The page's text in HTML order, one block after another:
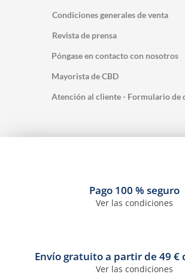
Condiciones generales de venta
Revista de prensa
Póngase en contacto con nosotros
Mayorista de CBD
Atención al cliente - Formulario de
Pago 100 % seguro
Ver las condiciones
Envío gratuito a partir de 49 €
Ver las condiciones